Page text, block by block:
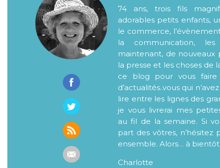
74 ans, trois fils
adorables petits enfants,
le commerce,
la communication,
maintenant, de nouveaux
la presse et les choses de
ce blog pour vous faire
d’actualités..vous qui
lire entre les lignes des
je vous livrerai mes
au fil de la semaine. Si
part des vôtres, n’hésitez
ensemble. Alors… à bientôt
Charlotte